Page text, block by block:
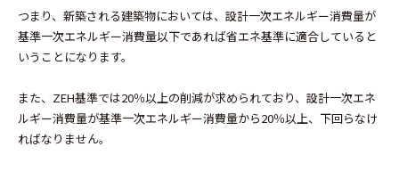
つまり、新築される建築物においては、設計一次エネルギー消費量が
基準一次エネルギー消費量以下であれば省エネ基準に適合していると
いうことになります。
また、ZEH基準では20％以上の削減が求められており、設計一次エネ
ルギー消費量が基準一次エネルギー消費量から20％以上、下回らなけ
ればなりません。